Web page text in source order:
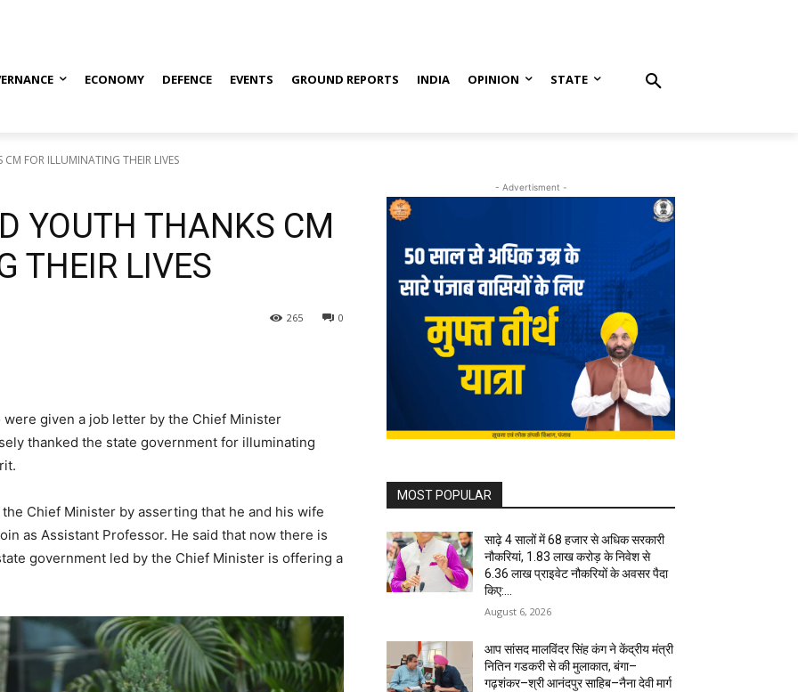
ECONOMY DEFENCE EVENTS GROUND REPORTS INDIA OPINION STATE
FOR ILLUMINATING THEIR LIVES
YOUTH THANKS CM
THEIR LIVES
0
265
given a job letter by the Chief Minister
thanked the state government for illuminating
Chief Minister by asserting that he and his wife
as Assistant Professor. He said that now there is
government led by the Chief Minister is offering a
- Advertisment -
MOST POPULAR
साढ़े 4 सालों में 68 हजार से अधिक सरकारी
नौकरियां, 1.83 लाख करोड़ के निवेश से
6.36 लाख प्राइवेट नौकरियों के अवसर पैदा
किए:...
August 6, 2026
आप सांसद मालविंदर सिंह कंग ने केंद्रीय मंत्री
नितिन गडकरी से की मुलाकात, बंगा–
गढ़शंकर–श्री आनंदपुर साहिब–नैना देवी मार्ग